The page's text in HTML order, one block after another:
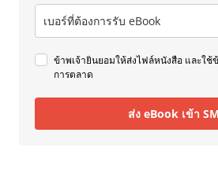
ข้าพเจ้ายินยอมให้ส่งไฟล์หนังสือ และใช้
การตลาด
ส่ง eBook เข้า